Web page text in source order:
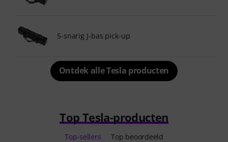
5-snarig J-bas pick-up
Ontdek alle Tesla producten
Top Tesla-producten
Top-sellers Top beoordeeld